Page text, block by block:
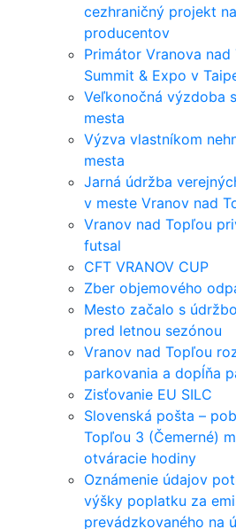
cezhraničný projekt
producentov
Primátor Vranova
Summit & Expo v
Veľkonočná výzdoba
mesta
Výzva vlastníkom
mesta
Jarná údržba
v meste Vranov nad
Vranov nad Topľou
futsal
CFT VRANOV CUP
Zber objemového
Mesto začalo s
pred letnou sezónou
Vranov nad Topľou
parkovania a dopĺňa
Zisťovanie EU SILC
Slovenská pošta –
Topľou 3 (Čemerné)
otváracie hodiny
Oznámenie údajov
výšky poplatku za
prevádzkovaného na